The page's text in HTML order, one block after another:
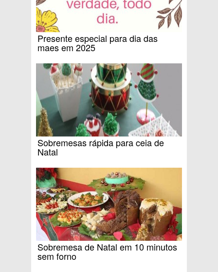
Presente especial para dia das
maes em 2025
Sobremesas rápida para ceia de
Natal
Sobremesa de Natal em 10 minutos
sem forno